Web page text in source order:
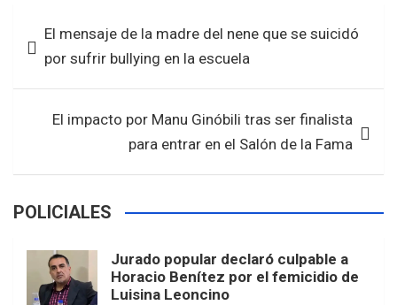
o
o
k
A
p
p
de
entradas
El mensaje de la madre del nene que se suicidó
por sufrir bullying en la escuela
El impacto por Manu Ginóbili tras ser finalista
para entrar en el Salón de la Fama
POLICIALES
Jurado popular declaró culpable a
Horacio Benítez por el femicidio de
Luisina Leoncino